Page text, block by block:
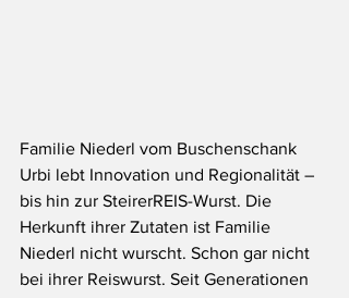
Familie Niederl vom Buschenschank
Urbi lebt Innovation und Regionalität –
bis hin zur SteirerREIS-Wurst. Die
Herkunft ihrer Zutaten ist Familie
Niederl nicht wurscht. Schon gar nicht
bei ihrer Reiswurst. Seit Generationen